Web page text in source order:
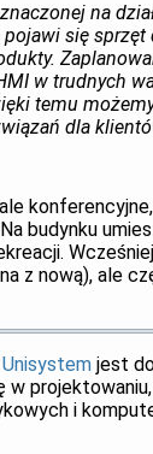
na
się
w trudnych
temu
dla
budynku
z nową), ale
Unisystem jest
i